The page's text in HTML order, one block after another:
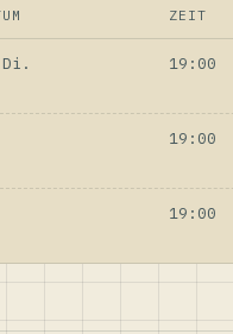
ZEIT
19:00
19:00
19:00